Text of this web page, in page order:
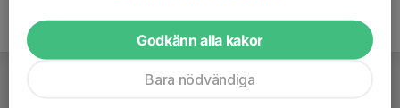
Godkänn alla kakor
Bara nödvändiga